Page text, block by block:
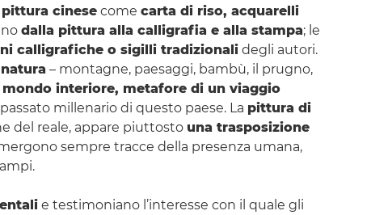
cinesecome carta di riso, acquarelli
dalla pittura alla calligrafia e alla stampa; le
calligrafiche o sigilli tradizionalidegli autori.
– montagne, paesaggi, bambù, il prugno,
interiore, metafore di un viaggio
millenario di questo paese. La pittura di
del reale, appare piuttosto una trasposizione
sempre tracce della presenza umana,
e testimoniano l’interesse con il quale gli